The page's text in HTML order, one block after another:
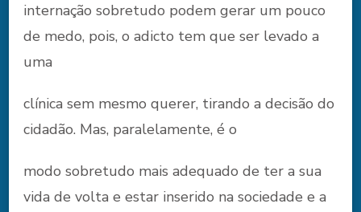
internação sobretudo podem gerar um pouco
de medo, pois, o adicto tem que ser levado a
uma
clínica sem mesmo querer, tirando a decisão do
cidadão. Mas, paralelamente, é o
modo sobretudo mais adequado de ter a sua
vida de volta e estar inserido na sociedade e a